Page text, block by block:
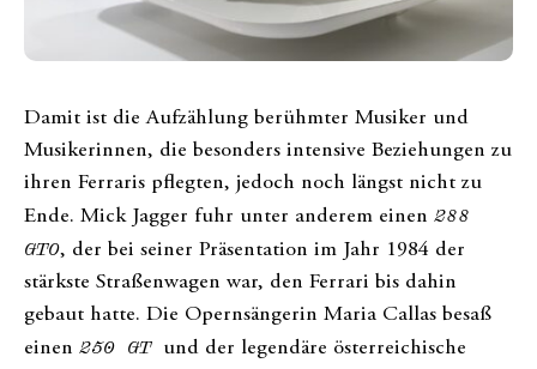
Damit ist die Aufzählung berühmter Musiker und
Musikerinnen, die besonders intensive Beziehungen zu
ihren Ferraris pflegten, jedoch noch längst nicht zu
Ende. Mick Jagger fuhr unter anderem einen 288
GTO, der bei seiner Präsentation im Jahr 1984 der
stärkste Straßenwagen war, den Ferrari bis dahin
gebaut hatte. Die Opernsängerin Maria Callas besaß
einen 250 GTund der legendäre österreichische